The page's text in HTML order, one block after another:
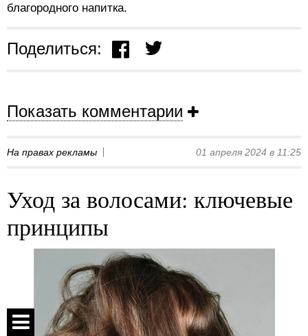
благородного напитка.
Поделиться:
Показать комментарии
На правах рекламы 01 апреля 2024 в 11:25
Уход за волосами: ключевые
принципы